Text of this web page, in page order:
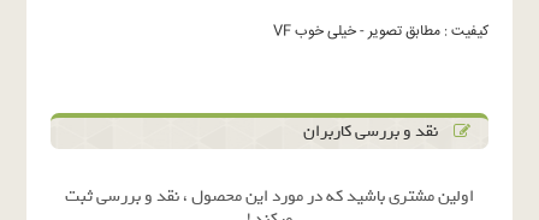
کیفیت : مطابق تصویر - خیلی خوب VF
نقد و بررسی کاربران
اولین مشتری باشید که در مورد این محصول ، نقد و بررسی ثبت